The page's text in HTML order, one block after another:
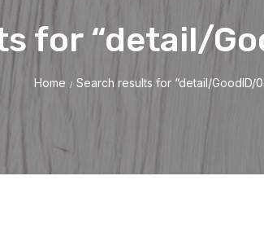
for “detail/
Home / Search results for “detail/GoodID/